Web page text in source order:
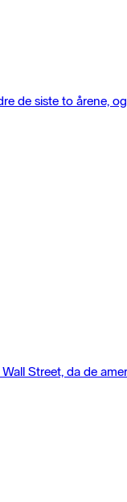
de siste to årene,
Street, da de